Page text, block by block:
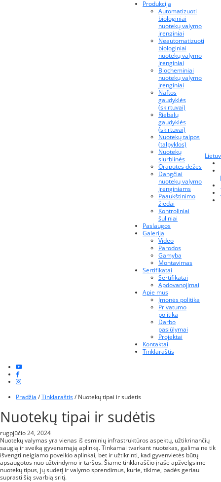
Produkcija
Automatizuoti
biologiniai
nuotekų valymo
įrenginiai
Neautomatizuoti
biologiniai
nuotekų valymo
įrenginiai
Biocheminiai
nuotekų valymo
įrenginiai
Naftos
gaudyklės
(skirtuvai)
Riebalų
gaudyklės
(skirtuvai)
Nuotekų talpos
(talpyklos)
Nuotekų
siurblinės
Orapūtės dėžės
Dangčiai
nuotekų valymo
įrenginiams
Paaukštinimo
žiedai
Kontroliniai
šuliniai
Paslaugos
Galerija
Video
Parodos
Gamyba
Montavimas
Sertifikatai
Sertifikatai
Apdovanojimai
Apie mus
Įmonės politika
Privatumo
politika
Darbo
pasiūlymai
Projektai
Kontaktai
Tinklaraštis
Pradžia /Tinklaraštis/ Nuotekų tipai ir sudėtis
Nuotekų tipai ir sudėtis
rugpjūčio 24, 2024
Nuotekų valymas yra vienas iš esminių infrastruktūros aspektų, užtikrinančių
saugią ir sveiką gyvenamąją aplinką. Tinkamai tvarkant nuotekas, galima ne tik
išvengti neigiamo poveikio aplinkai, bet ir užtikrinti, kad gyvenvietės būtų
apsaugotos nuo užtvindymo ir taršos. Šiame tinklaraščio įraše apžvelgsime
nuotekų tipus, jų sudėtį ir valymo sprendimus, kurie, tikime, padės geriau
suprasti šią svarbią sritį.